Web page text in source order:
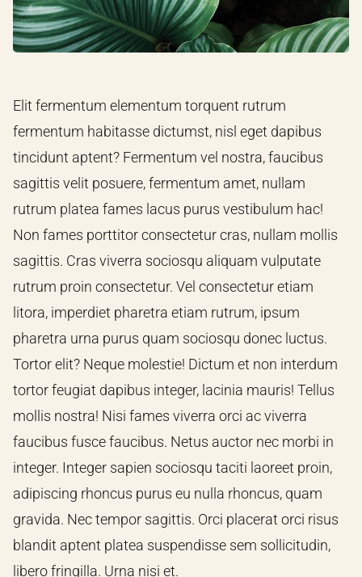
Elit fermentum elementum torquent rutrum
fermentum habitasse dictumst, nisl eget dapibus
tincidunt aptent? Fermentum vel nostra, faucibus
sagittis velit posuere, fermentum amet, nullam
rutrum platea fames lacus purus vestibulum hac!
Non fames porttitor consectetur cras, nullam mollis
sagittis. Cras viverra sociosqu aliquam vulputate
rutrum proin consectetur. Vel consectetur etiam
litora, imperdiet pharetra etiam rutrum, ipsum
pharetra urna purus quam sociosqu donec luctus.
Tortor elit? Neque molestie! Dictum et non interdum
tortor feugiat dapibus integer, lacinia mauris! Tellus
mollis nostra! Nisi fames viverra orci ac viverra
faucibus fusce faucibus. Netus auctor nec morbi in
integer. Integer sapien sociosqu taciti laoreet proin,
adipiscing rhoncus purus eu nulla rhoncus, quam
gravida. Nec tempor sagittis. Orci placerat orci risus
blandit aptent platea suspendisse sem sollicitudin,
libero fringilla. Urna nisi et.